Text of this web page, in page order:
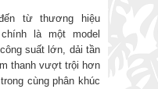
từ thương hiệu
là một model
suất lớn, dải tần
thanh vượt trội hơn
cùng phân khúc